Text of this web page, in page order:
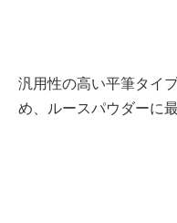
汎用性の高い平筆タイ
め、ルースパウダーに最